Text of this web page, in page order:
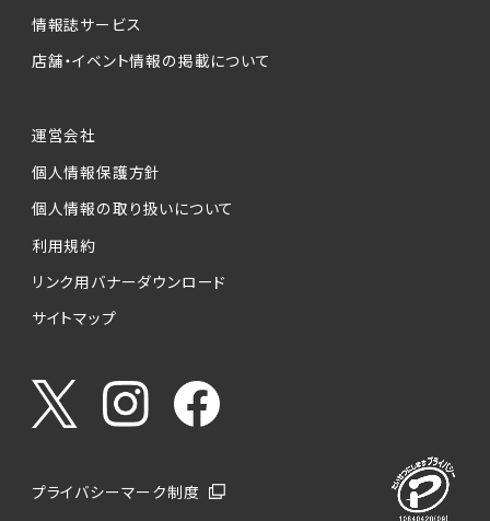
情報誌サービス
店舗・イベント情報の掲載について
運営会社
個人情報保護方針
個人情報の取り扱いについて
利用規約
リンク用バナーダウンロード
サイトマップ
プライバシーマーク制度